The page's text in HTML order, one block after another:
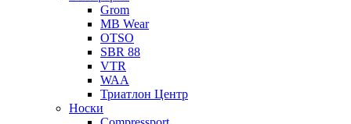
Grom
MB Wear
OTSO
SBR 88
VTR
WAA
Триатлон Центр
Носки